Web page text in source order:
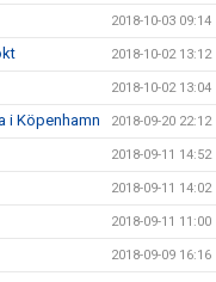
2018-10-03 09:14
2018-10-02 13:12
2018-10-02 13:04
i Köpenhamn 2018-09-20 22:12
2018-09-11 14:52
2018-09-11 14:02
2018-09-11 11:00
2018-09-09 16:16